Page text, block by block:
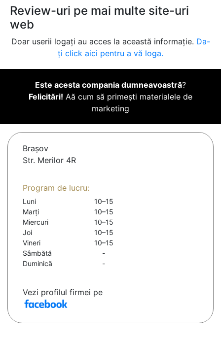
Review-uri pe mai multe site-uri
web
Doar userii logați au acces la această informație. Da-
ți click aici pentru a vă loga.
Este acesta compania dumneavoastră?
Felicitări! Aă cum să primești materialele de
marketing
Braşov
Str. Merilor 4R
Program de lucru:
Luni
10–15
Marți
10–15
Miercuri
10–15
Joi
10–15
Vineri
10–15
Sâmbătă
-
Duminică
-
Vezi profilul firmei pe